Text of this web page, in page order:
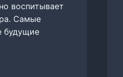
воспитывает
Самые
будущие